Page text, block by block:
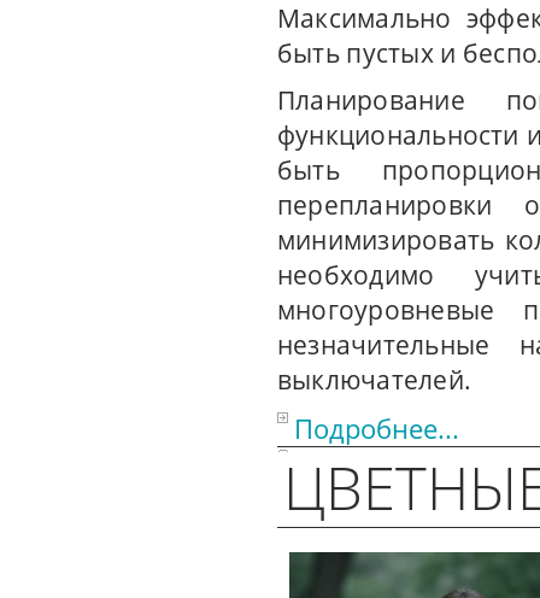
Максимально
быть пустых и
Планирование
функциональности
быть
минимизировать
необходимо
многоуровневые
незначительные
выключателей.
Подробнее...